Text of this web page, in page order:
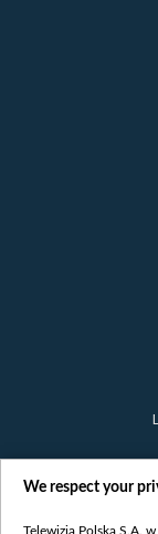
We respect your
Telewizja Polska S.A.